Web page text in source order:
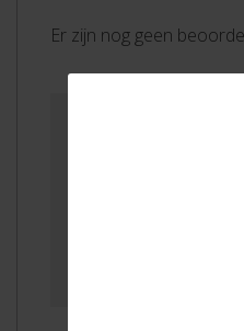
Er zijn nog geen